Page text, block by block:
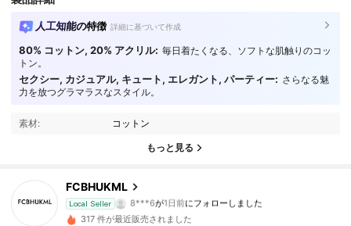
人工知能の特徴 詳細に基づいて作成
80% コットン, 20% アクリル: 毎日着たくなる、ソフトな肌触りのコッ
トン。
セクシー, カジュアル, キュート, エレガント, パーティー: さらなる魅
力を放つグラマラスなスタイル。
素材: コットン
もっと見る
FCBHUKML
Local Seller
4.16 11 フォロワー
4.16
1日前
4.16
11 フォロワー
317 件が最近販売されました